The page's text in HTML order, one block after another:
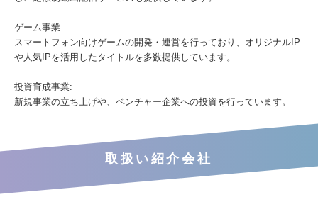
ゲーム事業:
スマートフォン向けゲームの開発・運営を行っており、オリジナルIP
や人気IPを活用したタイトルを多数提供しています。
投資育成事業:
新規事業の立ち上げや、ベンチャー企業への投資を行っています。
取扱い紹介会社